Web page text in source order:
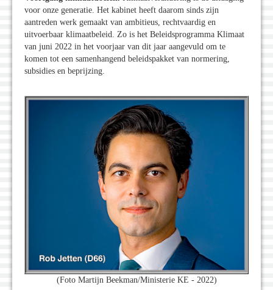
voor onze generatie. Het kabinet heeft daarom sinds zijn
aantreden werk gemaakt van ambitieus, rechtvaardig en
uitvoerbaar klimaatbeleid. Zo is het Beleidsprogramma Klimaat
van juni 2022 in het voorjaar van dit jaar aangevuld om te
komen tot een samenhangend beleidspakket van normering,
subsidies en beprijzing.
(Foto Martijn Beekman/Ministerie KE - 2022)